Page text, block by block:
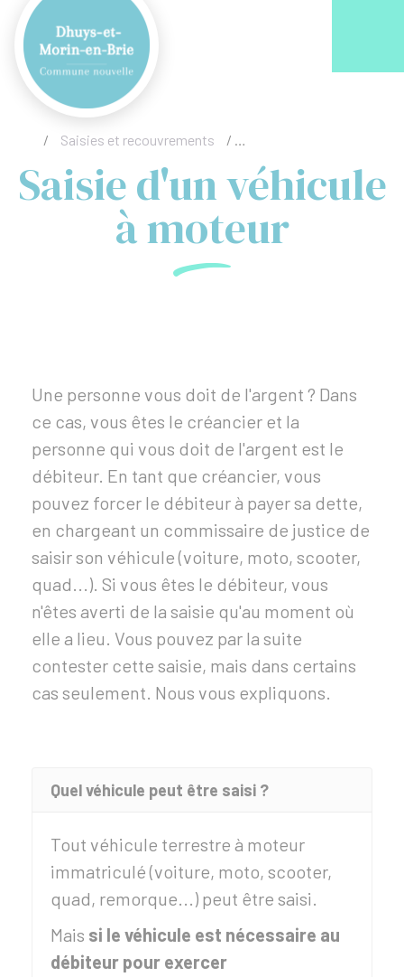
/ Saisies et recouvrements / Saisie d'un véhicule à
Saisie d'un véhicule
à moteur
Une personne vous doit de l'argent ? Dans
ce cas, vous êtes le créancier et la
personne qui vous doit de l'argent est le
débiteur. En tant que créancier, vous
pouvez forcer le débiteur à payer sa dette,
en chargeant un commissaire de justice de
saisir son véhicule (voiture, moto, scooter,
quad...). Si vous êtes le débiteur, vous
n'êtes averti de la saisie qu'au moment où
elle a lieu. Vous pouvez par la suite
contester cette saisie, mais dans certains
cas seulement. Nous vous expliquons.
Quel véhicule peut être saisi ?
Tout véhicule terrestre à moteur
immatriculé (voiture, moto, scooter,
quad, remorque...) peut être saisi.
Mais si le véhicule est nécessaire au
débiteur pour exercer